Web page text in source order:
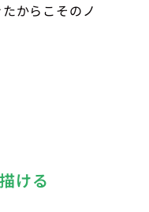
からこそのノ
ける